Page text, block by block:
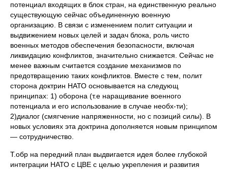
потенциал входящих в блок стран, на единственную реально
существующую сейчас объединенную военную
организацию. В связи с изменением полит ситуации и
выдвижением новых целей и задач блока, роль чисто
военных методов обеспечения безопасности, включая
ликвидацию конфликтов, значительно снижается. Сейчас не
менее важным считается создание механизмов по
предотвращению таких конфликтов. Вместе с тем, полит
сторона доктрин НАТО основывается на следующ
принципах: 1) оборона (т.е наращивание военного
потенциала и его использование в случае необх-ти);
2)диалог (смягчение напряженности, но с позиций силы). В
новых условиях эта доктрина дополняется новым принципом
— сотрудничество.
Т.обр на передний план выдвигается идея более глубокой
интеграции НАТО с ЦВЕ с целью укрепления и развития